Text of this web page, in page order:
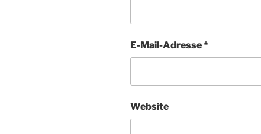
E-Mail-Adresse*
Website